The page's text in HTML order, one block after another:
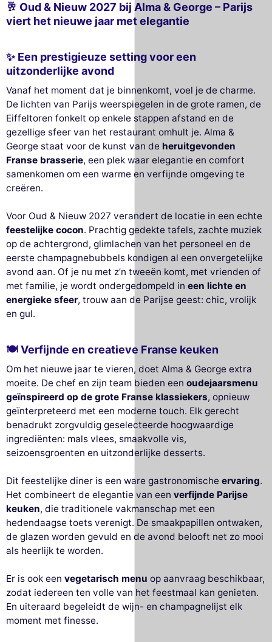
🥂 Oud & Nieuw 2027 bij Alma & George – Parijs
viert het nieuwe jaar met elegantie
✨ Een prestigieuze setting voor een
uitzonderlijke avond
Vanaf het moment dat je binnenkomt, voel je de charme.
De lichten van Parijs weerspiegelen in de grote ramen, de
Eiffeltoren fonkelt op enkele stappen afstand en de
gezellige sfeer van het restaurant omhult je. Alma &
George staat voor de kunst van de heruitgevonden
Franse brasserie, een plek waar elegantie en comfort
samenkomen om een warme en verfijnde omgeving te
creëren.
Voor Oud & Nieuw 2027 verandert de locatie in een echte
feestelijke cocon. Prachtig gedekte tafels, zachte muziek
op de achtergrond, glimlachen van het personeel en de
eerste champagnebubbels kondigen al een onvergetelijke
avond aan. Of je nu met z’n tweeën komt, met vrienden of
met familie, je wordt ondergedompeld in een lichte en
energieke sfeer, trouw aan de Parijse geest: chic, vrolijk
en gul.
🍽️ Verfijnde en creatieve Franse keuken
Om het nieuwe jaar te vieren, doet Alma & George extra
moeite. De chef en zijn team bieden een oudejaarsmenu
geïnspireerd op de grote Franse klassiekers, opnieuw
geïnterpreteerd met een moderne touch. Elk gerecht
benadrukt zorgvuldig geselecteerde hoogwaardige
ingrediënten: mals vlees, smaakvolle vis,
seizoensgroenten en uitzonderlijke desserts.
Dit feestelijke diner is een ware gastronomische ervaring.
Het combineert de elegantie van een verfijnde Parijse
keuken, die traditionele vakmanschap met een
hedendaagse toets verenigt. De smaakpapillen ontwaken,
de glazen worden gevuld en de avond belooft net zo mooi
als heerlijk te worden.
Er is ook een vegetarisch menu op aanvraag beschikbaar,
zodat iedereen ten volle van het feestmaal kan genieten.
En uiteraard begeleidt de wijn- en champagnelijst elk
moment met finesse.